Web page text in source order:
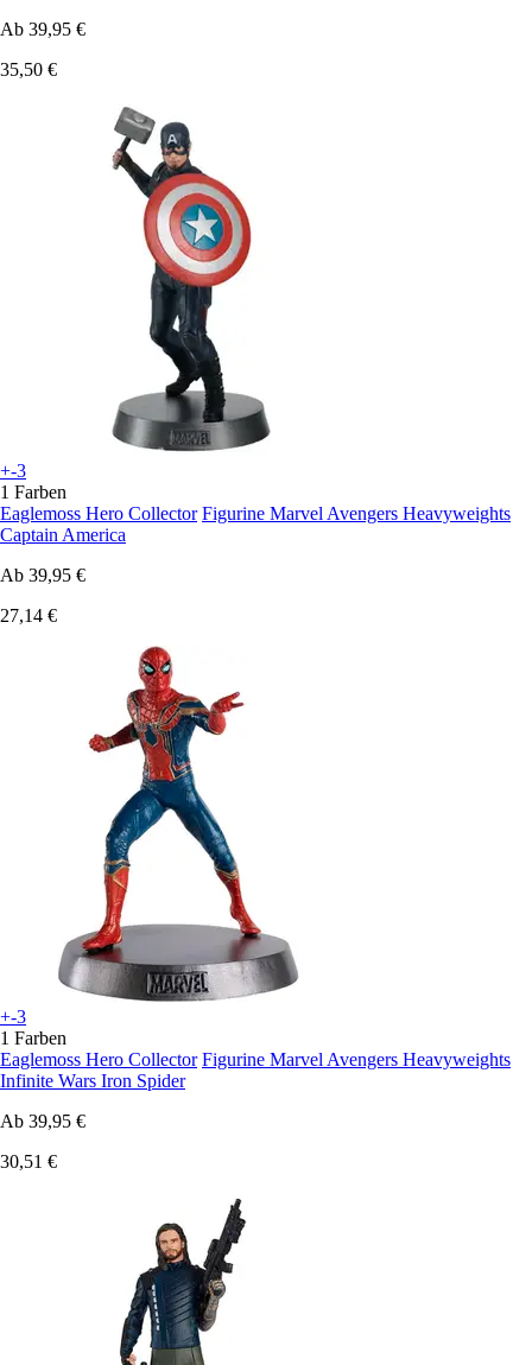
Ab 39,95 €
35,50 €
+-3
1 Farben
Eaglemoss Hero Collector Figurine Marvel Avengers Heavyweights
Captain America
Ab 39,95 €
27,14 €
+-3
1 Farben
Eaglemoss Hero Collector Figurine Marvel Avengers Heavyweights
Infinite Wars Iron Spider
Ab 39,95 €
30,51 €